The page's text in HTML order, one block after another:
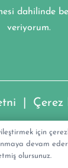
dahilinde
veriyorum.
Çerez
Erkan
için
devam
olursunuz.